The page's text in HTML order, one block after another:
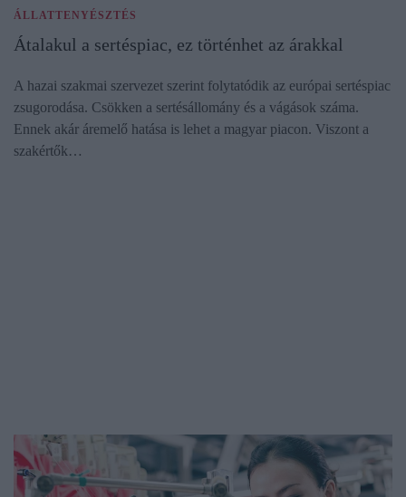
ÁLLATTENYÉSZTÉS
Átalakul a sertéspiac, ez történhet az árakkal
A hazai szakmai szervezet szerint folytatódik az európai sertéspiac
zsugorodása. Csökken a sertésállomány és a vágások száma.
Ennek akár áremelő hatása is lehet a magyar piacon. Viszont a
szakértők…